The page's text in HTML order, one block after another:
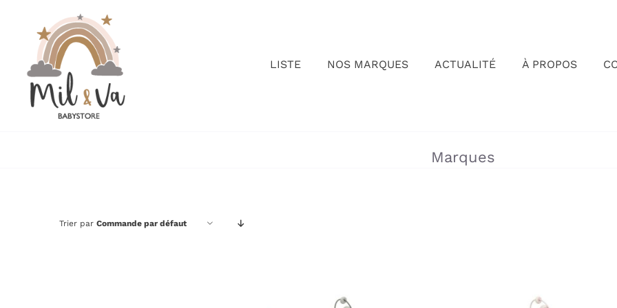
contenu
LISTE NOS MARQUES ACTUALITÉ À PROPOS
Marques
Trier par Commande par défaut